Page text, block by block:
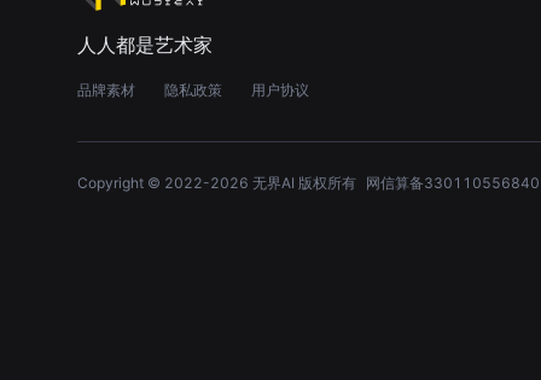
人人都是艺术家
品牌素材 隐私政策 用户协议
Copyright © 2022-2026 无界AI 版权所有 网信算备